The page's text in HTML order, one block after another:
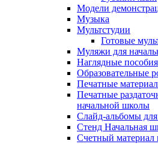
Модели
Музыка
Мультстудии
Готовые
Муляжи для
Наглядные пособия
Образовательные
Печатные
Печатные
начальной школы
Слайд-альбомы
Стенд Начальная
Счетный материал